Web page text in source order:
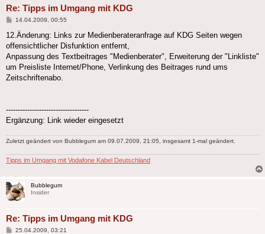
Re: Tipps im Umgang mit KDG
Beitrag
14.04.2009, 00:55
12.Änderung: Links zur Medienberateranfrage auf KDG Seiten wegen
offensichtlicher Disfunktion entfernt,
Anpassung des Textbeitrages "Medienberater", Erweiterung der "Linkliste"
um Preisliste Internet/Phone, Verlinkung des Beitrages rund ums
Zeitschriftenabo.
-----------------------------------
Ergänzung: Link wieder eingesetzt
Zuletzt geändert von Bubblegum am 09.07.2009, 21:05, insgesamt 1-mal geändert.
Tipps im Umgang mit Vodafone Kabel Deutschland
Bubblegum
Insider
Re: Tipps im Umgang mit KDG
Beitrag
25.04.2009, 03:21